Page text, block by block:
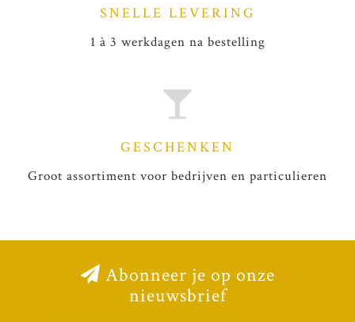
SNELLE LEVERING
1 à 3 werkdagen na bestelling
GESCHENKEN
Groot assortiment voor bedrijven en particulieren
Abonneer je op onze
nieuwsbrief